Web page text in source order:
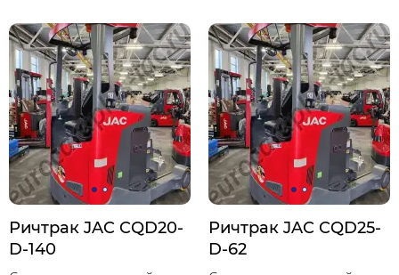
Ричтрак JAC CQD20-
D-140
Ричтрак JAC CQD25-
D-62